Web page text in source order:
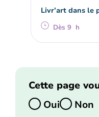
Livr’art dans le
Dès 9 h
Cette page
Oui
Non